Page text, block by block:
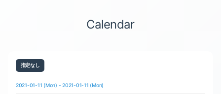
Calendar
指定なし
2021-01-11 (Mon) - 2021-01-11 (Mon)